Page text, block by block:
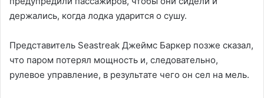
держались, когда лодка ударится о сушу.
Представитель Seastreak Джеймс Баркер позже сказал,
что паром потерял мощность и, следовательно,
рулевое управление, в результате чего он сел на мель.